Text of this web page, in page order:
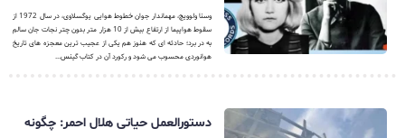
وسنا ولوویچ، مهماندار جوان خطوط هوایی یوگسلاوی، در سال 1972 از
سقوط هواپیما از ارتفاع بیش از 10 هزار متر بدون چتر نجات جان سالم
به در برد؛ حادثه ای که هنوز هم یکی از عجیب ترین معجزه های تاریخ
هوانوردی محسوب می شود و رکورد آن در کتاب گینس...
دستورالعمل حیاتی هلال احمر: چگونه